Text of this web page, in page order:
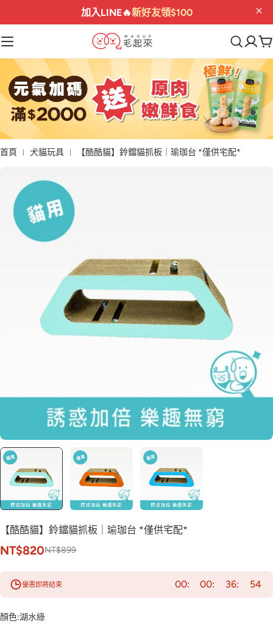
加入LINE🔥新好友領$100
購
物
車
首頁 犬貓玩具 【酷酷貓】鈴鐺貓抓板｜瑜珈台 *僅供宅配*
【酷酷貓】鈴鐺貓抓板｜瑜珈台 *僅供宅配*
NT$820NT$899
優惠即將結束 00 00 36 53
顏色:湖水綠